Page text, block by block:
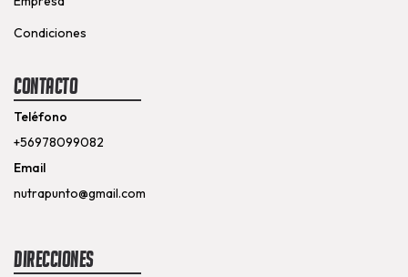
Condiciones
Contacto
Teléfono
+56978099082
Email
nutrapunto@gmail.com
Direcciones